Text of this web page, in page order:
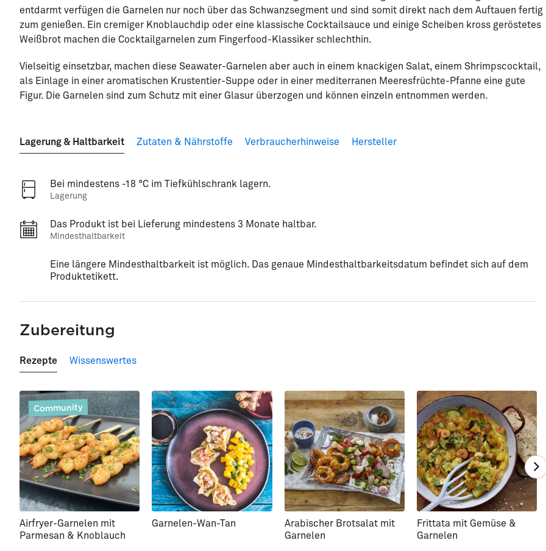
entdarmt verfügen die Garnelen nur noch über das Schwanzsegment und sind somit direkt nach dem Auftauen fertig
zum genießen. Ein cremiger Knoblauchdip oder eine klassische Cocktailsauce und einige Scheiben kross geröstetes
Weißbrot machen die Cocktailgarnelen zum Fingerfood-Klassiker schlechthin.
Vielseitig einsetzbar, machen diese Seawater-Garnelen aber auch in einem knackigen Salat, einem Shrimpscocktail,
als Einlage in einer aromatischen Krustentier-Suppe oder in einer mediterranen Meeresfrüchte-Pfanne eine gute
Figur. Die Garnelen sind zum Schutz mit einer Glasur überzogen und können einzeln entnommen werden.
Lagerung & Haltbarkeit Zutaten & Nährstoffe Verbraucherhinweise Hersteller
Bei mindestens -18 °C im Tiefkühlschrank lagern.
Lagerung
Das Produkt ist bei Lieferung mindestens 3 Monate haltbar.
Mindesthaltbarkeit
Eine längere Mindesthaltbarkeit ist möglich. Das genaue Mindesthaltbarkeitsdatum befindet sich auf dem
Produktetikett.
Zubereitung
Rezepte Wissenswertes
Community
Airfryer-Garnelen mit
Parmesan & Knoblauch
Garnelen-Wan-Tan
Arabischer Brotsalat mit
Garnelen
Frittata mit Gemüse &
Garnelen